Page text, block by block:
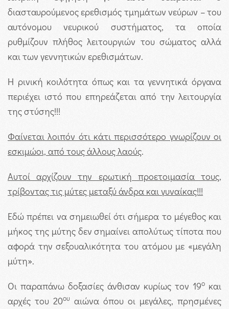
διασταυρούμενος ερεθισμός τμημάτων νεύρων – του
αυτόνομου νευρικού συστήματος, τα οποία
ρυθμίζουν πλήθος λειτουργιών του σώματος αλλά
και των γεννητικών ερεθισμάτων.
Η ρινική κοιλότητα όπως και τα γεννητικά όργανα
περιέχει ιστό που επηρεάζεται από την λειτουργία
της στύσης!!!
Φαίνεται λοιπόν ότι κάτι περισσότερο γνωρίζουν οι
εσκιμώοι, από τους άλλους λαούς.
Αυτοί αρχίζουν την ερωτική προετοιμασία τους,
τρίβοντας τις μύτες μεταξύ άνδρα και γυναίκας!!!
Εδώ πρέπει να σημειωθεί ότι σήμερα το μέγεθος και
μήκος της μύτης δεν σημαίνει απολύτως τίποτα που
αφορά την σεξουαλικότητα του ατόμου με «μεγάλη
μύτη».
Οι παραπάνω δοξασίες άνθισαν κυρίως τον 19ο και
αρχές του 20ου αιώνα όπου οι μεγάλες, πρησμένες